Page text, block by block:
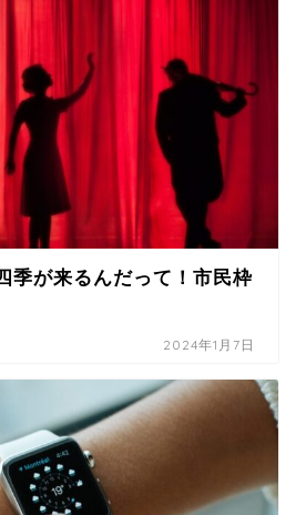
季が来るんだって！市民枠
2024年1月7日